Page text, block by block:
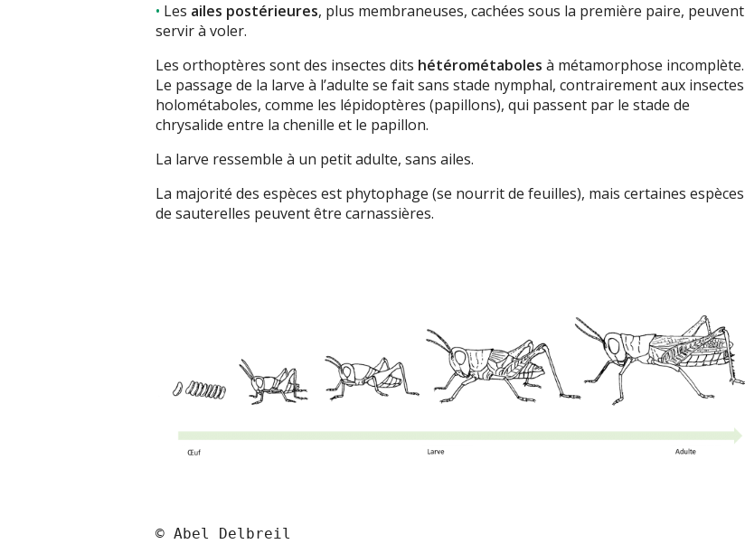
Les ailes postérieures, plus membraneuses, cachées sous la première paire, peuvent
servir à voler.
Les orthoptères sont des insectes dits hétérométaboles à métamorphose incomplète.
Le passage de la larve à l’adulte se fait sans stade nymphal, contrairement aux insectes
holométaboles, comme les lépidoptères (papillons), qui passent par le stade de
chrysalide entre la chenille et le papillon.
La larve ressemble à un petit adulte, sans ailes.
La majorité des espèces est phytophage (se nourrit de feuilles), mais certaines espèces
de sauterelles peuvent être carnassières.
© Abel Delbreil